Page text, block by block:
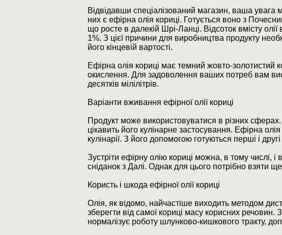
Відвідавши спеціалізований магазин, ваша
них є ефірна олія кориці. Готується воно з
що росте в далекій Шрі-Ланці. Відсоток вмісту
1%. З цієї причини для виробництва продукту
його кінцевій вартості.
Ефірна олія кориці має темний жовто-
окислення. Для задоволення ваших потреб вам
десятків мілілітрів.
Варіанти вживання ефірної олії кориці
Продукт може використовуватися в різних
цікавить його кулінарне застосування. Ефірна
кулінарії. З його допомогою готуються перші і
Зустріти ефірну олію кориці можна, в тому числі,
сніданок з Далі. Однак для цього потрібно взяти
Користь і шкода ефірної олії кориці
Олія, як відомо, найчастіше виходить методом
зберегти від самої кориці масу корисних
нормалізує роботу шлунково-кишкового тракту,